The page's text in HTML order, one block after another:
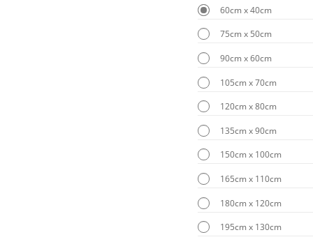
60cm x 40cm
75cm x 50cm
90cm x 60cm
105cm x 70cm
120cm x 80cm
135cm x 90cm
150cm x 100cm
165cm x 110cm
180cm x 120cm
195cm x 130cm